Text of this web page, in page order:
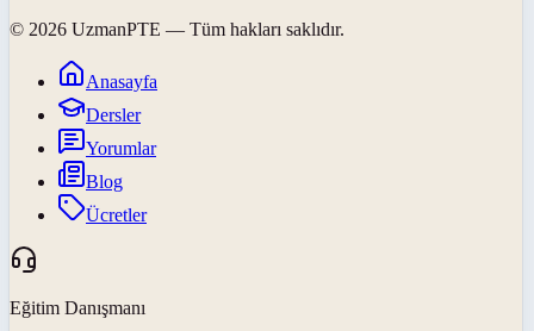
© 2026 UzmanPTE — Tüm hakları saklıdır.
Anasayfa
Dersler
Yorumlar
Blog
Ücretler
Eğitim Danışmanı